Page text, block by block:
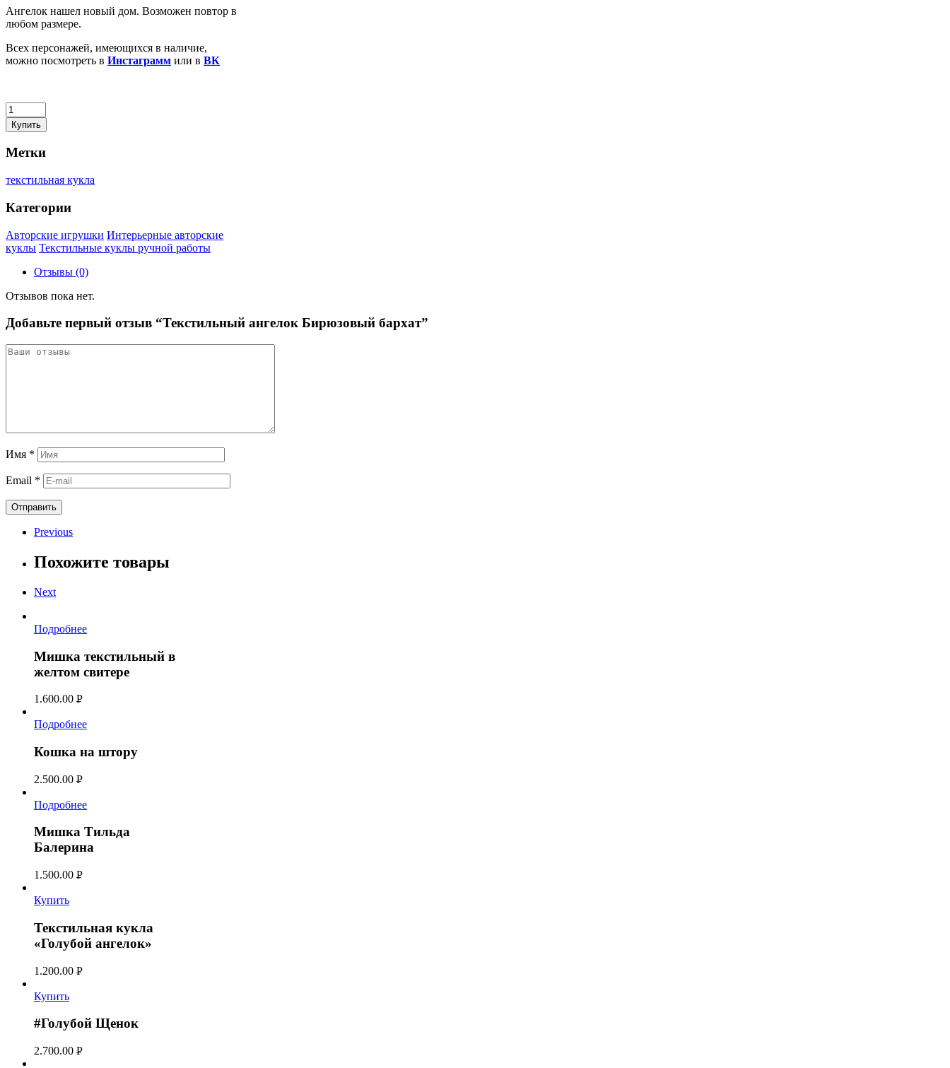
Ангелок нашел новый дом. Возможен повтор в
любом размере.
Всех персонажей, имеющихся в наличие,
можно посмотреть в Инстаграмм или в ВК
Купить
Метки
текстильная кукла
Категории
Авторские игрушки Интерьерные авторские
куклы Текстильные куклы ручной работы
Отзывы (0)
Отзывов пока нет.
Добавьте первый отзыв “Текстильный ангелок Бирюзовый бархат”
Имя *
Email *
Previous
Похожите товары
Next
Подробнее
Мишка текстильный в
желтом свитере
1.600.00 Р
Подробнее
Кошка на штору
2.500.00 Р
Подробнее
Мишка Тильда
Балерина
1.500.00 Р
Купить
Текстильная кукла
«Голубой ангелок»
1.200.00 Р
Купить
#Голубой Щенок
2.700.00 Р